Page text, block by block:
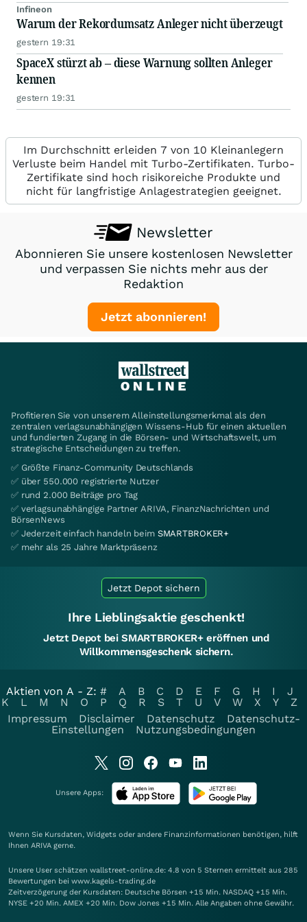
Infineon
Warum der Rekordumsatz Anleger nicht überzeugt
gestern 19:31
SpaceX stürzt ab – diese Warnung sollten Anleger
kennen
gestern 19:31
Im Durchschnitt erleiden 7 von 10 Kleinanlegern
Verluste beim Handel mit Turbo-Zertifikaten. Turbo-
Zertifikate sind hoch risikoreiche Produkte und
nicht für langfristige Anlagestrategien geeignet.
Newsletter
Abonnieren Sie unsere kostenlosen Newsletter
und verpassen Sie nichts mehr aus der
Redaktion
Jetzt abonnieren!
Profitieren Sie von unserem Alleinstellungsmerkmal als den
zentralen verlagsunabhängigen Wissens-Hub für einen aktuellen
und fundierten Zugang in die Börsen- und Wirtschaftswelt, um
strategische Entscheidungen zu treffen.
✅ Größte Finanz-Community Deutschlands
✅ über 550.000 registrierte Nutzer
✅ rund 2.000 Beiträge pro Tag
✅ verlagsunabhängige Partner ARIVA, FinanzNachrichten und
BörsenNews
✅ Jederzeit einfach handeln beim SMARTBROKER+
✅ mehr als 25 Jahre Marktpräsenz
Jetzt Depot sichern
Ihre Lieblingsaktie geschenkt!
Jetzt Depot bei SMARTBROKER+ eröffnen und
Willkommensgeschenk sichern.
Aktien von A - Z: # A B C D E F G H I
J
K
L M N O P Q R S T U V W X Y
Z
Impressum
Disclaimer Datenschutz
Datenschutz-
Einstellungen
Nutzungsbedingungen
Unsere Apps:
Wenn Sie Kursdaten, Widgets oder andere Finanzinformationen benötigen, hilft
Ihnen ARIVA gerne.
Unsere User schätzen wallstreet-online.de: 4.8 von 5 Sternen ermittelt aus 285
Bewertungen bei www.kagels-trading.de
Zeitverzögerung der Kursdaten: Deutsche Börsen +15 Min. NASDAQ +15 Min.
NYSE +20 Min. AMEX +20 Min. Dow Jones +15 Min. Alle Angaben ohne Gewähr.